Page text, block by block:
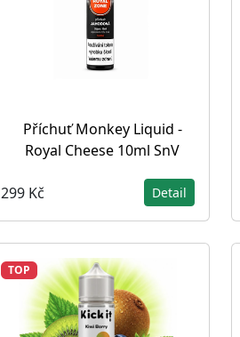
Příchuť Monkey Liquid -
Royal Cheese 10ml SnV
299 Kč Detail
TOP